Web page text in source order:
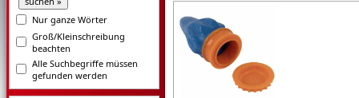
Nur ganze Wörter
Groß/Kleinschreibung
beachten
Alle Suchbegriffe müssen
gefunden werden